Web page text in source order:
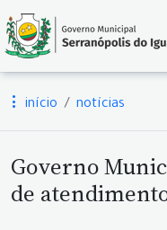
início notícias
Governo
de